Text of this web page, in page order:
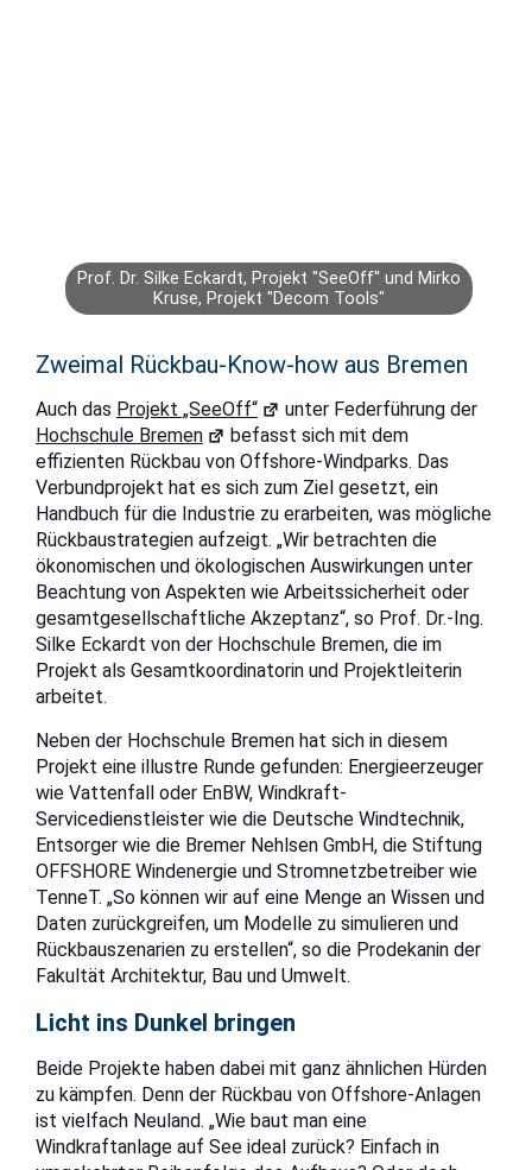
Prof. Dr. Silke Eckardt, Projekt "SeeOff" und Mirko
Kruse, Projekt "Decom Tools"
Zweimal Rückbau-Know-how aus Bremen
Auch das Projekt „SeeOff“
unter Federführung der
Hochschule Bremen
befasst sich mit dem
effizienten Rückbau von Offshore-Windparks. Das
Verbundprojekt hat es sich zum Ziel gesetzt, ein
Handbuch für die Industrie zu erarbeiten, was mögliche
Rückbaustrategien aufzeigt. „Wir betrachten die
ökonomischen und ökologischen Auswirkungen unter
Beachtung von Aspekten wie Arbeitssicherheit oder
gesamtgesellschaftliche Akzeptanz“, so Prof. Dr.-Ing.
Silke Eckardt von der Hochschule Bremen, die im
Projekt als Gesamtkoordinatorin und Projektleiterin
arbeitet.
Neben der Hochschule Bremen hat sich in diesem
Projekt eine illustre Runde gefunden: Energieerzeuger
wie Vattenfall oder EnBW, Windkraft-
Servicedienstleister wie die Deutsche Windtechnik,
Entsorger wie die Bremer Nehlsen GmbH, die Stiftung
OFFSHORE Windenergie und Stromnetzbetreiber wie
TenneT. „So können wir auf eine Menge an Wissen und
Daten zurückgreifen, um Modelle zu simulieren und
Rückbauszenarien zu erstellen“, so die Prodekanin der
Fakultät Architektur, Bau und Umwelt.
Licht ins Dunkel bringen
Beide Projekte haben dabei mit ganz ähnlichen Hürden
zu kämpfen. Denn der Rückbau von Offshore-Anlagen
ist vielfach Neuland. „Wie baut man eine
Windkraftanlage auf See ideal zurück? Einfach in